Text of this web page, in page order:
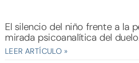
El silencio del niño frente a la
mirada psicoanalítica del
LEER ARTÍCULO »